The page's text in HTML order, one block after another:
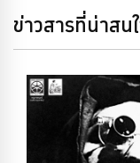
ข่าวสารที่น่าสน